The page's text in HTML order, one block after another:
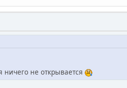
ничего не открывается